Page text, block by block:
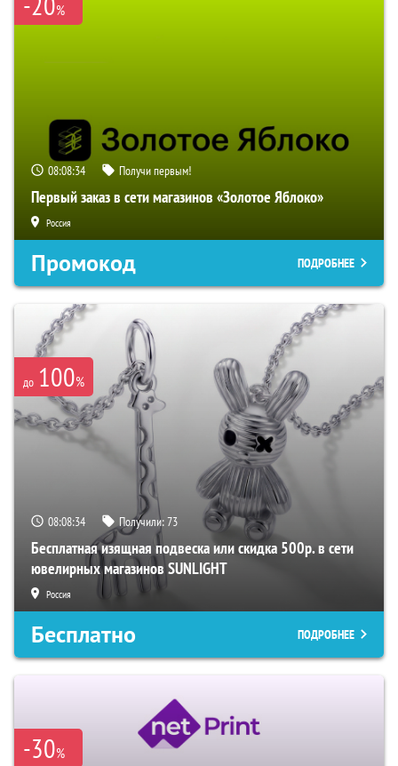
%
08:08:33 Получи первым!
Первый заказ в сети магазинов «Золотое Яблоко»
Россия
Промокод ПОДРОБНЕЕ
до 100%
08:08:33 Получили:73
Бесплатная изящная подвеска или скидка 500р. в сети
ювелирных магазинов SUNLIGHT
Россия
Бесплатно ПОДРОБНЕЕ
-30%